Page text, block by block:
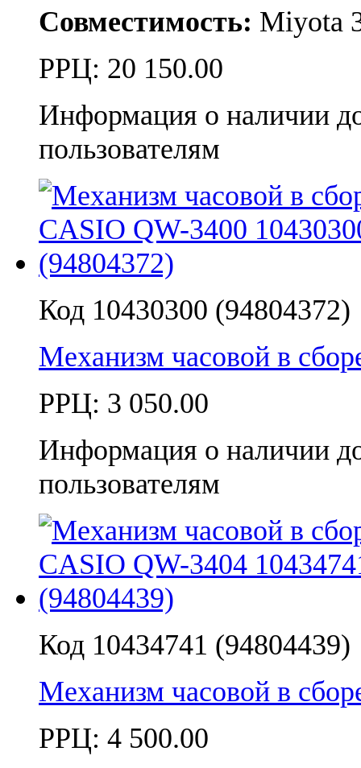
Совместимость: Miyota
РРЦ: 20 150.00
Информация о наличии
пользователям
Код 10430300 (94804372)
Механизм часовой в
РРЦ: 3 050.00
Информация о наличии
пользователям
Код 10434741 (94804439)
Механизм часовой в
РРЦ: 4 500.00